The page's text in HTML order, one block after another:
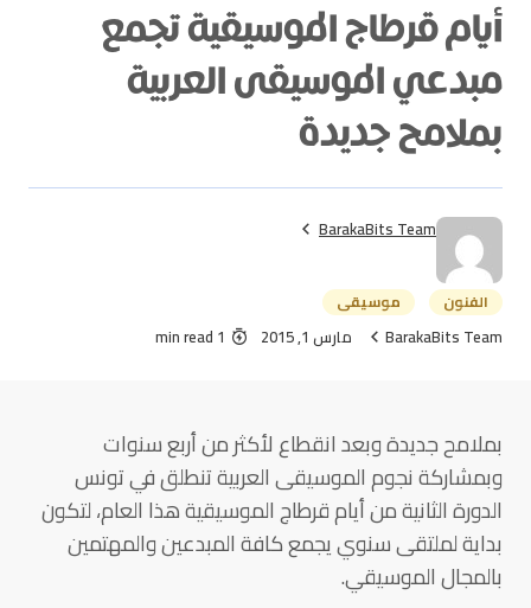
أيام قرطاج الموسيقية تجمع
مبدعي الموسيقى العربية
بملامح جديدة
BarakaBits Team
الفنون موسيقى
BarakaBits Team مارس 1, 2015 1 min read
بملامح جديدة وبعد انقطاع لأكثر من أربع سنوات
وبمشاركة نجوم الموسيقى العربية تنطلق في تونس
الدورة الثانية من أيام قرطاج الموسيقية هذا العام، لتكون
بداية لملتقى سنوي يجمع كافة المبدعين والمهتمين
بالمجال الموسيقي.